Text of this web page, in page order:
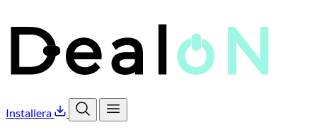
Installera
Öppna sökÖppna meny